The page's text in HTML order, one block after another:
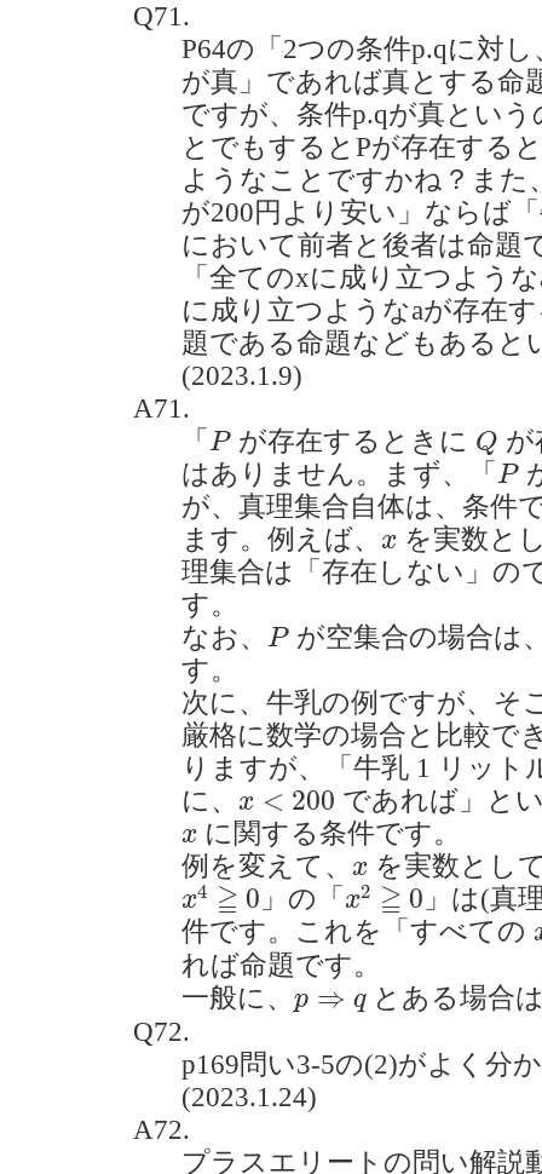
Q71.
P64の「2つの条件p.qに対
が真」であれば真とする
ですが、条件p.qが真という
とでもするとPが存在する
ようなことですかね？また
が200円より安い」ならば
において前者と後者は命題
「全てのxに成り立つよう
に成り立つようなaが存在
題である命題などもあると
(2023.1.9)
A71.
「 P
Pが存在するときに Q
Q が
はありません。まず、「 P
P
が、真理集合自体は、条件
ます。例えば、
x
x を実数と
理集合は「存在しない」の
す。
なお、 P
Pが空集合の場合は
す。
次に、牛乳の例ですが、そ
厳格に数学の場合と比較で
りますが、「牛乳 1 リット
に、
x < 200
x< 200 であれば」と
x
x に関する条件です。
例を変えて、
x
x を実数とし
x4 ≧ 0
x4 ≧0 」の「 x2 ≧ 0
x2 ≧0
」は(真
件です。これを「すべての
れば命題です。
一般に、 p ⇒ q
p ⇒q
とある場合
Q72.
p169問い3-5の(2)がよく分
(2023.1.24)
A72.
プラスエリートの問い解説